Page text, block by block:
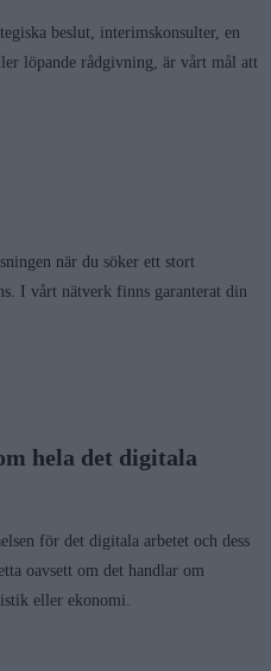
beslut, interimskonsulter, en
löpande rådgivning, är vårt mål att
när du söker ett stort
I vårt nätverk finns garanterat din
hela det digitala
för det digitala arbetet och dess
oavsett om det handlar om
eller ekonomi.